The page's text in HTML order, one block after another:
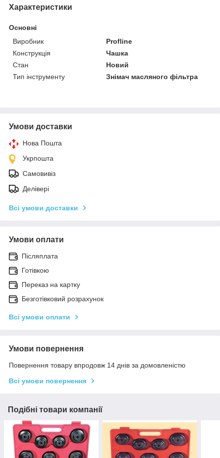
Характеристики
Основні
Виробник
Profline
Конструкція
Чашка
Стан
Новий
Тип інструменту
Знімач масляного фільтра
Умови доставки
Нова Пошта
Укрпошта
Самовивіз
Делівері
Всі умови доставки
Умови оплати
Післяплата
Готівкою
Переказ на картку
Безготівковий розрахунок
Всі умови оплати
Умови повернення
Повернення товару впродовж 14 днів за домовленістю
Всі умови повернення
Подібні товари компанії